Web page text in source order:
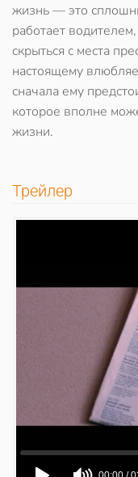
жизнь — это
работает
скрыться с места
настоящему
сначала ему
которое вполне
жизни.
Трейлер